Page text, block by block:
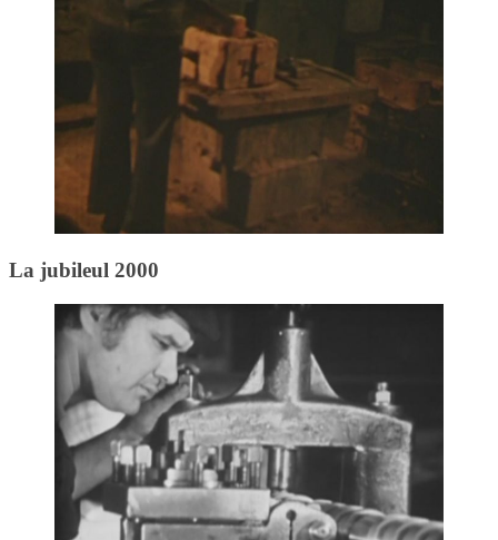
La jubileul 2000